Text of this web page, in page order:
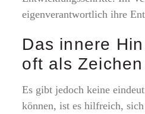
eigenverantwortlich ihre
Das innere
oft als
Es gibt jedoch keine
können, ist es hilfreich,